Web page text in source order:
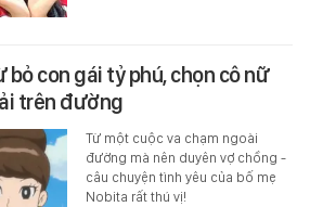
bỏ con gái tỷ phú, chọn cô nữ
trên đường
Từ một cuộc va chạm ngoài
đường mà nên duyên vợ chồng -
câu chuyện tình yêu của bố mẹ
Nobita rất thú vị!